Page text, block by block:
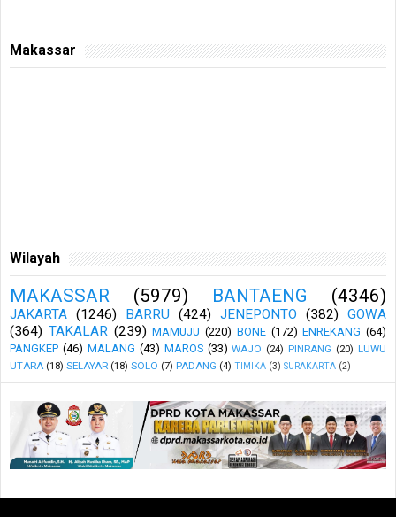
Makassar
Wilayah
MAKASSAR (5979) BANTAENG (4346)
JAKARTA (1246) BARRU (424) JENEPONTO (382)
GOWA
(364) TAKALAR (239) MAMUJU (220) BONE (172) ENREKANG (64)
PANGKEP (46) MALANG (43) MAROS (33) WAJO (24) PINRANG (20) LUWU
UTARA (18) SELAYAR (18) SOLO (7) PADANG (4) TIMIKA (3) SURAKARTA (2)